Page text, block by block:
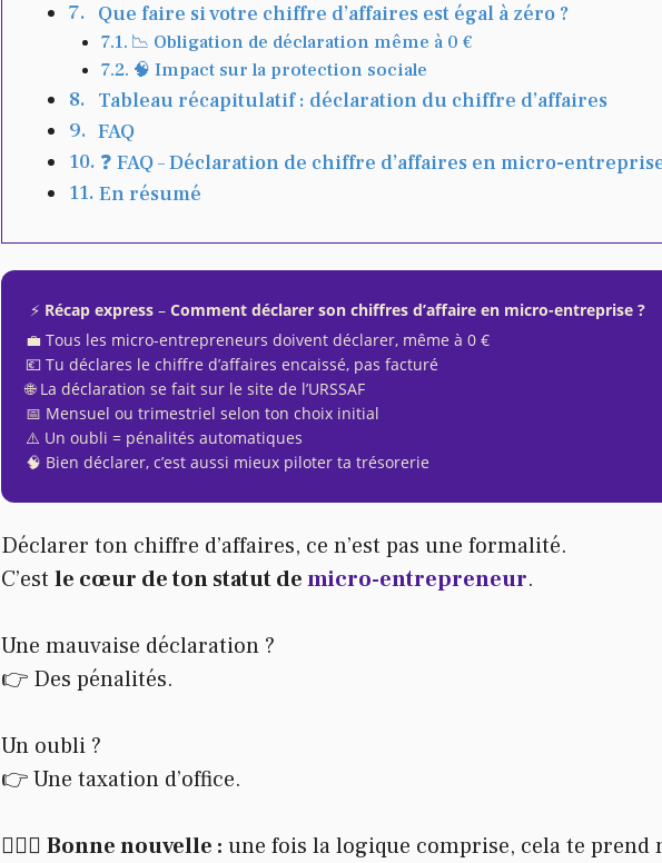
Que faire si votre chiffre d’affaires est égal à zéro ?
📉 Obligation de déclaration même à 0 €
🧠 Impact sur la protection sociale
Tableau récapitulatif : déclaration du chiffre d’affaires
FAQ
❓ FAQ – Déclaration de chiffre d’affaires en micro-
En résumé
⚡️ Récap express – Comment déclarer son chiffres d’affaire en micro-entreprise ?
💼 Tous les micro-entrepreneurs doivent déclarer, même à 0 €
💶 Tu déclares le chiffre d’affaires encaissé, pas facturé
🌐 La déclaration se fait sur le site de l’URSSAF
📅 Mensuel ou trimestriel selon ton choix initial
⚠️ Un oubli = pénalités automatiques
🧠 Bien déclarer, c’est aussi mieux piloter ta trésorerie
Déclarer ton chiffre d’affaires, ce n’est pas une formalité.
C’est le cœur de ton statut demicro-entrepreneur.
Une mauvaise déclaration ?
👉 Des pénalités.
Un oubli ?
👉 Une taxation d’office.
🙋🏻‍♂️ Bonne nouvelle : une fois la logique comprise, cela te prend